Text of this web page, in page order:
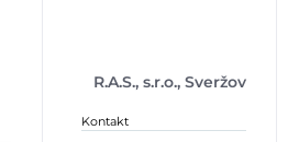
R.A.S., s.r.o., Sveržov
Kontakt